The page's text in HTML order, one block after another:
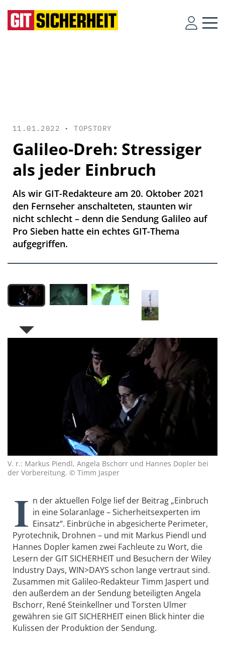
11.01.2022 •TOPSTORY
Galileo-Dreh: Stressiger
als jeder Einbruch
Als wir GIT-Redakteure am 20. Oktober 2021
den Fernseher anschalteten, staunten wir
nicht schlecht – denn die Sendung Galileo auf
Pro Sieben hatte ein echtes GIT-Thema
aufgegriffen.
V. r.: Markus Piendl, Angela Bschorr und Hannes Dopler bei
der Vorbereitung. © Timm Jasper
I n der aktuellen Folge lief der Beitrag „Einbruch
in eine Solaranlage – Sicherheitsexperten im
Einsatz“. Einbrüche in abgesicherte Perimeter,
Pyrotechnik, Drohnen – und mit Markus Piendl und
Hannes Dopler kamen zwei Fachleute zu Wort, die
Lesern der GIT SICHERHEIT und Besuchern der Wiley
Industry Days, WIN>DAYS schon lange vertraut sind.
Zusammen mit Galileo-Redakteur Timm Jaspert und
den ­außerdem an der Sendung beteiligten Angela
Bschorr, René Steinkellner und Torsten Ulmer
gewähren sie GIT SICHERHEIT einen Blick hinter die
Kulissen der Produktion der Sendung.